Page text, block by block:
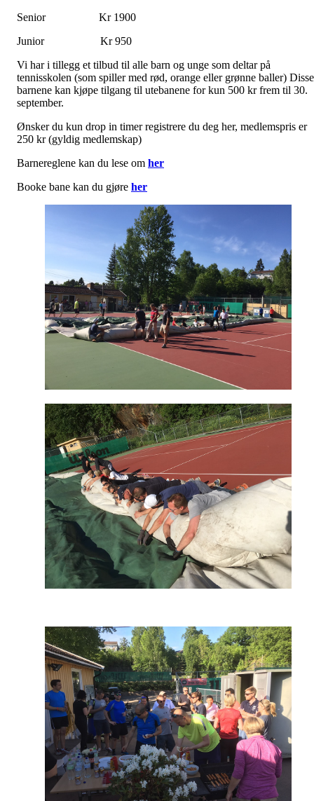
Senior Kr 1900
Junior Kr 950
Vi har i tillegg et tilbud til alle barn og unge som deltar på
tennisskolen (som spiller med rød, orange eller grønne baller) Disse
barnene kan kjøpe tilgang til utebanene for kun 500 kr frem til 30.
september.
Ønsker du kun drop in timer registrere du deg her, medlemspris er
250 kr (gyldig medlemskap)
Barnereglene kan du lese om her
Booke bane kan du gjøre her